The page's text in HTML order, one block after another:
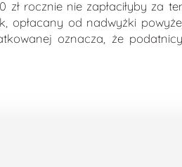
rocznie nie zapłaciłyby za
od nadwyżki
oznacza, że
stanowią 3 progi
jest to 32% (od 120